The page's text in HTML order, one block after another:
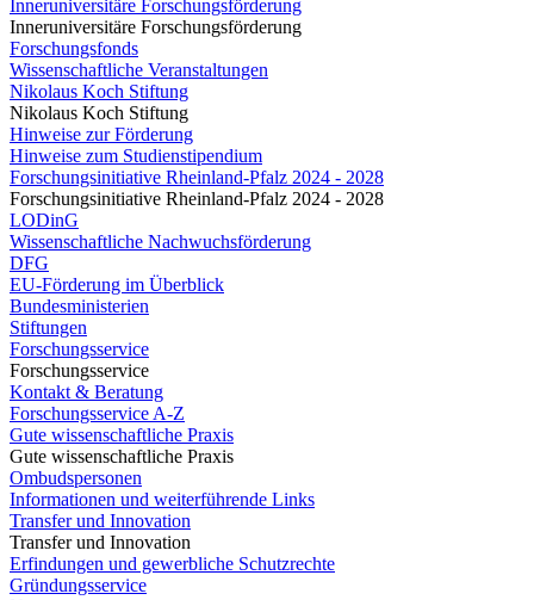
Inneruniversitäre Forschungsförderung
Inneruniversitäre Forschungsförderung
Forschungsfonds
Wissenschaftliche Veranstaltungen
Nikolaus Koch Stiftung
Nikolaus Koch Stiftung
Hinweise zur Förderung
Hinweise zum Studienstipendium
Forschungsinitiative Rheinland-Pfalz 2024 - 2028
Forschungsinitiative Rheinland-Pfalz 2024 - 2028
LODinG
Wissenschaftliche Nachwuchsförderung
DFG
EU-Förderung im Überblick
Bundesministerien
Stiftungen
Forschungsservice
Forschungsservice
Kontakt & Beratung
Forschungsservice A-Z
Gute wissenschaftliche Praxis
Gute wissenschaftliche Praxis
Ombudspersonen
Informationen und weiterführende Links
Transfer und Innovation
Transfer und Innovation
Erfindungen und gewerbliche Schutzrechte
Gründungsservice